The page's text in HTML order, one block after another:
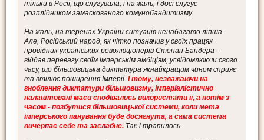
тільки в Росії, що слугувала, і на жаль, і досі слугує
розплідником замаскованого комунобандитизму.
На жаль, на теренах України ситуація ненабагато ліпша.
Але, Російський народ, як чітко позначив у своїх працях
провідник українських революціонерів Степан Бандера –
віддав перевагу своїм імперськім амбіціям, усвідомлюючи свого
часу, що більшовицька диктатура якнайкращим чином сприяє
та втілює поширення Імперії. І тому, незважаючи на
гноблення диктатури більшовизму, імперіалістично
налаштовані маси сподівались використати її, а потім з
часом - позбутися більшовицької системи, коли мета
імперського панування буде досягнута, а сама система
вичерпає себе та заслабне. Так і трапилось.